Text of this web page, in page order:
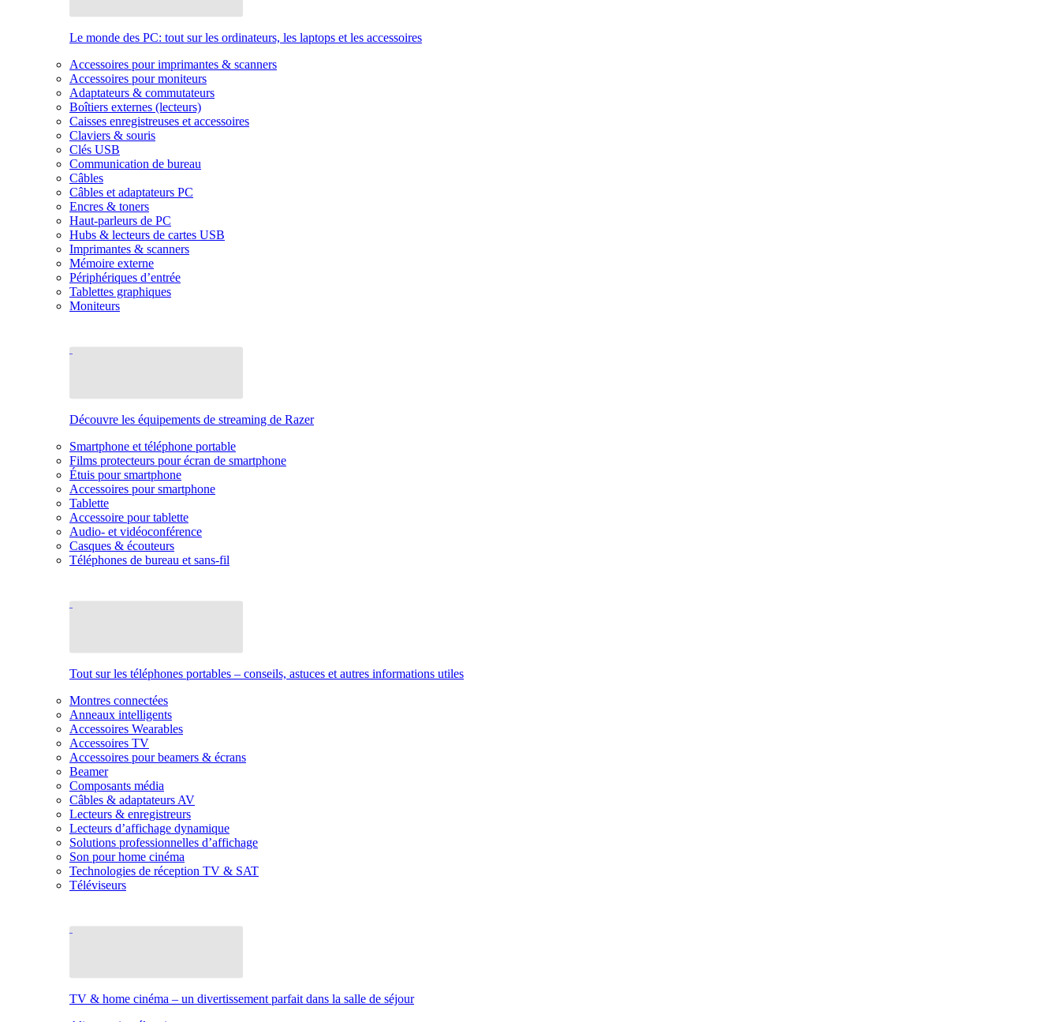
Le monde des PC: tout sur les ordinateurs, les laptops et les accessoires
Accessoires pour imprimantes & scanners
Accessoires pour moniteurs
Adaptateurs & commutateurs
Boîtiers externes (lecteurs)
Caisses enregistreuses et accessoires
Claviers & souris
Clés USB
Communication de bureau
Câbles
Câbles et adaptateurs PC
Encres & toners
Haut-parleurs de PC
Hubs & lecteurs de cartes USB
Imprimantes & scanners
Mémoire externe
Périphériques d’entrée
Tablettes graphiques
Moniteurs
Découvre les équipements de streaming de Razer
Smartphone et téléphone portable
Films protecteurs pour écran de smartphone
Étuis pour smartphone
Accessoires pour smartphone
Tablette
Accessoire pour tablette
Audio- et vidéoconférence
Casques & écouteurs
Téléphones de bureau et sans-fil
Tout sur les téléphones portables – conseils, astuces et autres informations utiles
Montres connectées
Anneaux intelligents
Accessoires Wearables
Accessoires TV
Accessoires pour beamers & écrans
Beamer
Composants média
Câbles & adaptateurs AV
Lecteurs & enregistreurs
Lecteurs d’affichage dynamique
Solutions professionnelles d’affichage
Son pour home cinéma
Technologies de réception TV & SAT
Téléviseurs
TV & home cinéma – un divertissement parfait dans la salle de séjour